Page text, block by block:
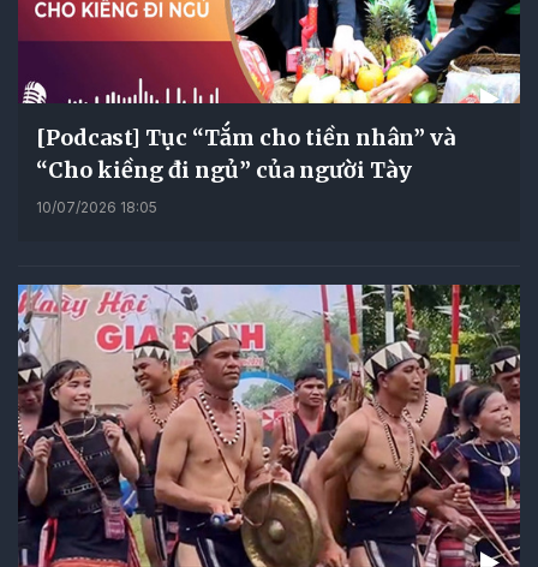
[Podcast] Tục “Tắm cho tiền nhân” và
“Cho kiềng đi ngủ” của người Tày
10/07/2026 18:05